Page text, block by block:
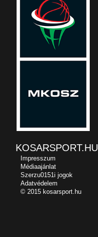
KOSARSPORT.HU
Impresszum
Médiaajánlat
Szerzu0151i jogok
Adatvédelem
© 2015 kosarsport.hu